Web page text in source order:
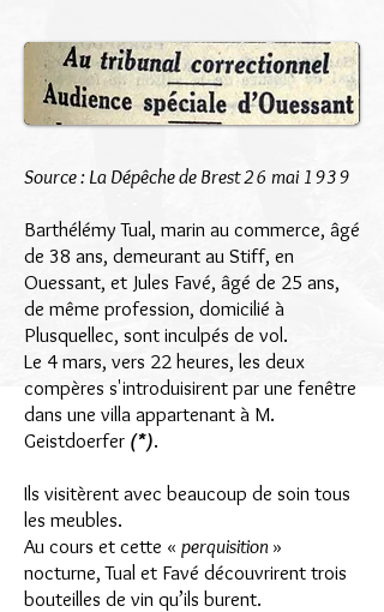
Source : La Dépêche de Brest 26 mai 1939
Barthélémy Tual, marin au commerce, âgé
de 38 ans, demeurant au Stiff, en
Ouessant, et Jules Favé, âgé de 25 ans,
de même profession, domicilié à
Plusquellec, sont inculpés de vol.
Le 4 mars, vers 22 heures, les deux
compères s'introduisirent par une fenêtre
dans une villa appartenant à M.
Geistdoerfer (*).
Ils visitèrent avec beaucoup de soin tous
les meubles.
Au cours et cette « perquisition »
nocturne, Tual et Favé découvrirent trois
bouteilles de vin qu’ils burent.